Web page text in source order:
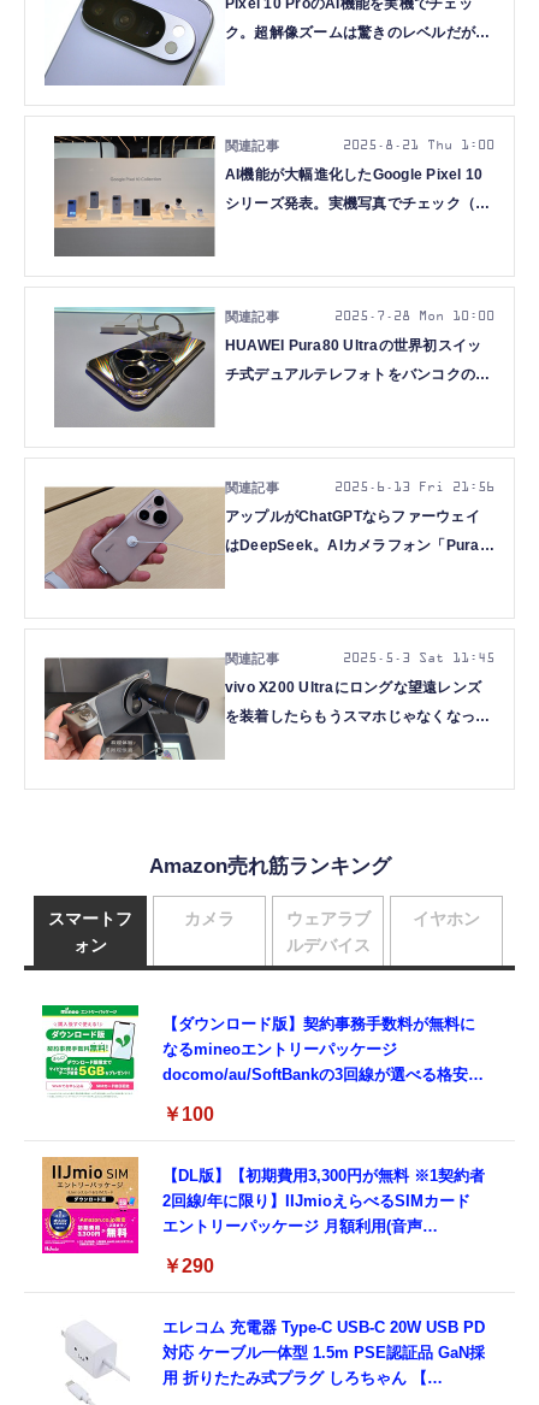
Pixel 10 ProのAI機能を実機でチェッ
ク。超解像ズームは驚きのレベルだが、
AI機能が大幅進化したGoogle Pixel 10
シリーズ発表。実機写真でチェック（ス
2025.8.21 Thu 1:00
HUAWEI Pura80 Ultraの世界初スイッ
チ式デュアルテレフォトをバンコクの発
2025.7.28 Mon 10:00
アップルがChatGPTならファーウェイ
はDeepSeek。AIカメラフォン「Pura
2025.6.13 Fri 21:56
vivo X200 Ultraにロングな望遠レンズ
を装着したらもうスマホじゃなくなった
2025.5.3 Sat 11:45
Amazon売れ筋ランキング
スマートフ
ォン
【ダウンロード版】契約事務手数料が無料に
なるmineoエントリーパッケージ
docomo/au/SoftBankの3回線が選べる格安
￥100
【DL版】【初期費用3,300円が無料 ※1契約者
2回線/年に限り】IIJmioえらべるSIMカード
エントリーパッケージ 月額利用(音声
プリペイド)[ドコモ回線]IM-B327
￥290
エレコム 充電器 Type-C USB-C 20W USB PD
対応 ケーブル一体型 1.5m PSE認証品 GaN採
用 折りたたみ式プラグ しろちゃん 【
カメラ
ウェアラブ
ルデバイス
イヤホン